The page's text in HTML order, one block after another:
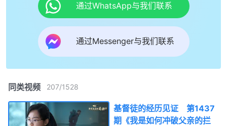
通过WhatsApp与我们联系
通过Messenger与我们联系
同类视频 207/1528
基督徒的经历见证 第1437
期《我是如何冲破父亲的拦